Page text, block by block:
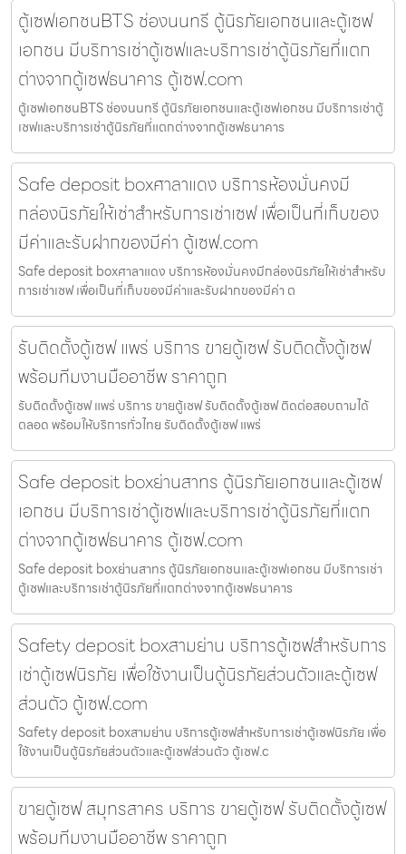
ตู้เซฟเอกชนBTS ช่องนนทรี ตู้นิรภัยเอกชนและตู้เซฟ
เอกชน มีบริการเช่าตู้เซฟและบริการเช่าตู้นิรภัยที่แตก
ต่างจากตู้เซฟธนาคาร ตู้เซฟ.com
ตู้เซฟเอกชนBTS ช่องนนทรี ตู้นิรภัยเอกชนและตู้เซฟเอกชน มีบริการเช่าตู้
เซฟและบริการเช่าตู้นิรภัยที่แตกต่างจากตู้เซฟธนาคาร
Safe deposit boxศาลาแดง บริการห้องมั่นคงมี
กล่องนิรภัยให้เช่าสำหรับการเช่าเซฟ เพื่อเป็นที่เก็บของ
มีค่าและรับฝากของมีค่า ตู้เซฟ.com
Safe deposit boxศาลาแดง บริการห้องมั่นคงมีกล่องนิรภัยให้เช่าสำหรับ
การเช่าเซฟ เพื่อเป็นที่เก็บของมีค่าและรับฝากของมีค่า ต
รับติดตั้งตู้เซฟ แพร่ บริการ ขายตู้เซฟ รับติดตั้งตู้เซฟ
พร้อมทีมงานมืออาชีพ ราคาถูก
รับติดตั้งตู้เซฟ แพร่ บริการ ขายตู้เซฟ รับติดตั้งตู้เซฟ ติดต่อสอบถามได้
ตลอด พร้อมให้บริการทั่วไทย รับติดตั้งตู้เซฟ แพร่
Safe deposit boxย่านสาทร ตู้นิรภัยเอกชนและตู้เซฟ
เอกชน มีบริการเช่าตู้เซฟและบริการเช่าตู้นิรภัยที่แตก
ต่างจากตู้เซฟธนาคาร ตู้เซฟ.com
Safe deposit boxย่านสาทร ตู้นิรภัยเอกชนและตู้เซฟเอกชน มีบริการเช่า
ตู้เซฟและบริการเช่าตู้นิรภัยที่แตกต่างจากตู้เซฟธนาคาร
Safety deposit boxสามย่าน บริการตู้เซฟสำหรับการ
เช่าตู้เซฟนิรภัย เพื่อใช้งานเป็นตู้นิรภัยส่วนตัวและตู้เซฟ
ส่วนตัว ตู้เซฟ.com
Safety deposit boxสามย่าน บริการตู้เซฟสำหรับการเช่าตู้เซฟนิรภัย เพื่อ
ใช้งานเป็นตู้นิรภัยส่วนตัวและตู้เซฟส่วนตัว ตู้เซฟ.c
ขายตู้เซฟ สมุทรสาคร บริการ ขายตู้เซฟ รับติดตั้งตู้เซฟ
พร้อมทีมงานมืออาชีพ ราคาถูก